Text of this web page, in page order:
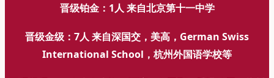
晋级铂金：1人 来自北京第十一中学
晋级金级：7人 来自深国交，美高，German Swiss
International School，杭州外国语学校等